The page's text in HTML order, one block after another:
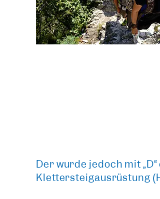
Der wurde jedoch mit
Klettersteigausrüstung